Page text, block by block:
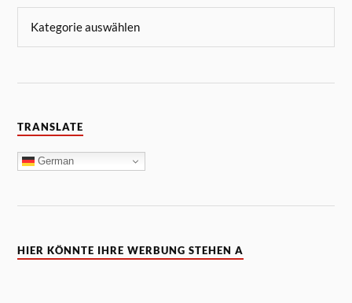
TRANSLATE
German
HIER KÖNNTE IHRE WERBUNG STEHEN A